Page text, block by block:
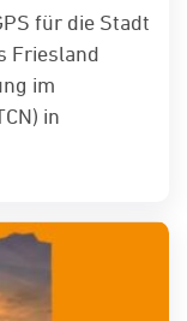
für die Stadt
Friesland
im
in